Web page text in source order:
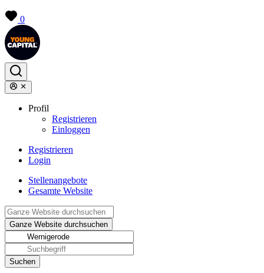
0
Profil
Registrieren
Einloggen
Registrieren
Login
Stellenangebote
Gesamte Website